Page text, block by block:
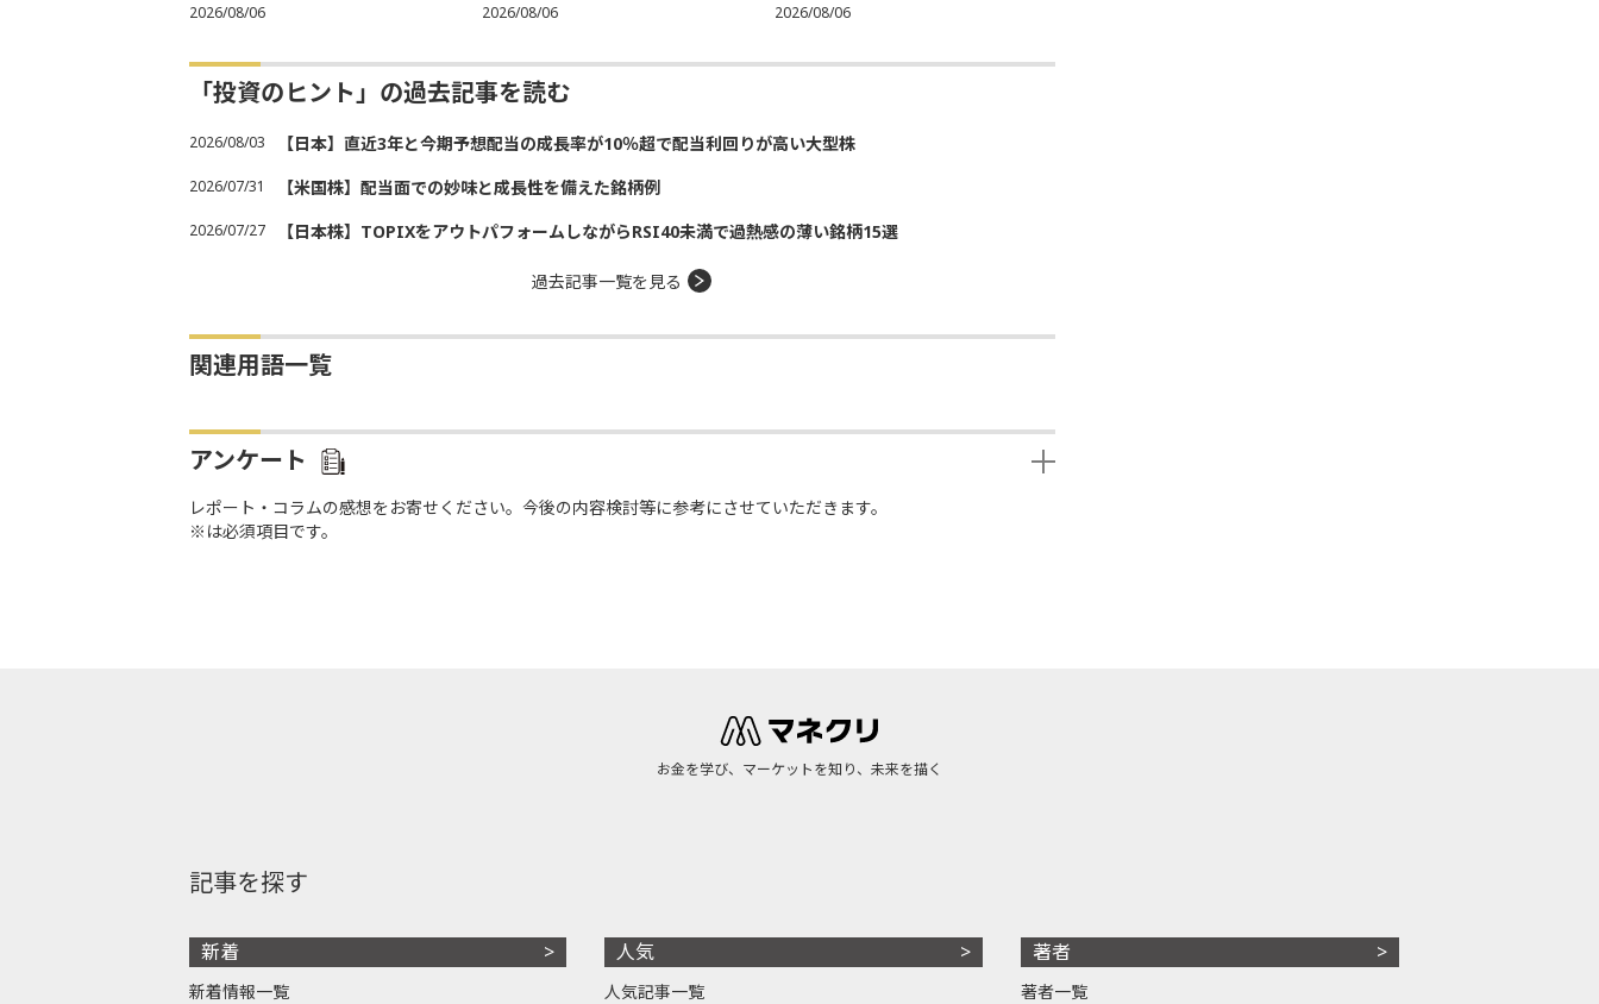
2026/08/06 2026/08/06 2026/08/06
「投資のヒント」の過去記事を読む
2026/08/03 【日本】直近3年と今期予想配当の成長率が10％超で配当利回りが高い大型株
2026/07/31 【米国株】配当面での妙味と成長性を備えた銘柄例
2026/07/27 【日本株】TOPIXをアウトパフォームしながらRSI40未満で過熱感の薄い銘柄15選
過去記事一覧を見る
関連用語一覧
アンケート
レポート・コラムの感想をお寄せください。今後の内容検討等に参考にさせていただきます。
※は必須項目です。
お金を学び、マーケットを知り、未来を描く
記事を探す
新着
新着情報一覧
人気
人気記事一覧
著者
著者一覧